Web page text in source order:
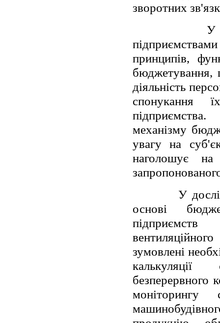
зворотних
У
принципів,
бюджетування,
діяльність
спонукання
механізму
увагу на
наголошує на
У
основі
зумовлені
калькуляції
безперервного